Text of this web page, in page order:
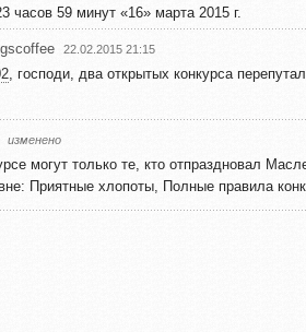
часов 59 минут «16» марта 2015 г.
22.02.2015 21:15
, господи, два открытых конкурса
изменено
могут только те, кто отпраздновал
Приятные хлопоты, Полные правила